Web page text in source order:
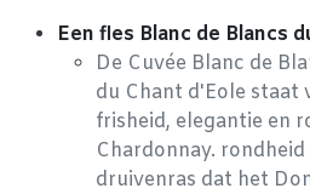
Een fles Blanc de Blancs
De Cuvée Blanc de
du Chant d'Eole staat
frisheid, elegantie en
Chardonnay.
druivenras dat het